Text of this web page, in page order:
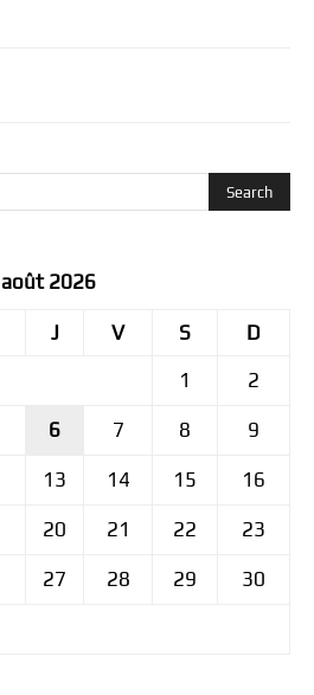
août 2026
J V S
D
1
2
6 7 8 9
13 14 15 16
20 21 22 23
27 28 29 30